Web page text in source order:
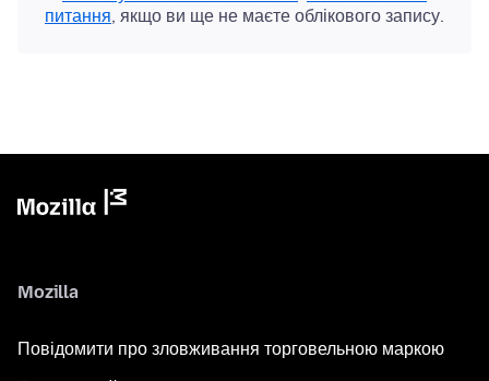
питання, якщо ви ще не маєте облікового запису.
Mozilla
Повідомити про зловживання торговельною маркою